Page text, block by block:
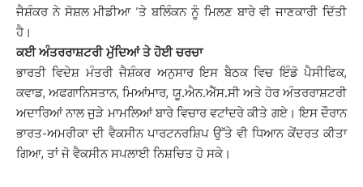
ਜੈਸ਼ੰਕਰ ਨੇ ਸੋਸ਼ਲ ਮੀਡੀਆ ‘ਤੇ ਬਲਿੰਕਨ ਨੂੰ ਮਿਲਣ ਬਾਰੇ ਵੀ ਜਾਣਕਾਰੀ ਦਿੱਤੀ
ਹੈ।
ਕਈ ਅੰਤਰਰਾਸ਼ਟਰੀ ਮੁੱਦਿਆਂ ਤੇ ਹੋਈ ਚਰਚਾ
ਭਾਰਤੀ ਵਿਦੇਸ਼ ਮੰਤਰੀ ਜੈਸ਼ੰਕਰ ਅਨੁਸਾਰ ਇਸ ਬੈਠਕ ਵਿਚ ਇੰਡੋ ਪੈਸੀਫਿਕ,
ਕਵਾਡ, ਅਫਗਾਨਿਸਤਾਨ, ਮਿਆਂਮਾਰ, ਯੂ.ਐਨ.ਐੱਸ.ਸੀ ਅਤੇ ਹੋਰ ਅੰਤਰਰਾਸ਼ਟਰੀ
ਅਦਾਰਿਆਂ ਨਾਲ ਜੁੜੇ ਮਾਮਲਿਆਂ ਬਾਰੇ ਵਿਚਾਰ ਵਟਾਂਦਰੇ ਕੀਤੇ ਗਏ। ਇਸ ਦੌਰਾਨ
ਭਾਰਤ-ਅਮਰੀਕਾ ਦੀ ਵੈਕਸੀਨ ਪਾਰਟਨਰਸ਼ਿਪ ਉੱਤੇ ਵੀ ਧਿਆਨ ਕੇਂਦਰਤ ਕੀਤਾ
ਗਿਆ, ਤਾਂ ਜੋ ਵੈਕਸੀਨ ਸਪਲਾਈ ਨਿਸ਼ਚਿਤ ਹੋ ਸਕੇ।